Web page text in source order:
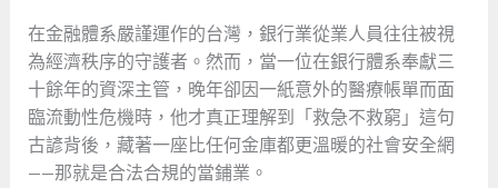
在金融體系嚴謹運作的台灣，銀行業從業人員往往被視
為經濟秩序的守護者。然而，當一位在銀行體系奉獻三
十餘年的資深主管，晚年卻因一紙意外的醫療帳單而面
臨流動性危機時，他才真正理解到「救急不救窮」這句
古諺背後，藏著一座比任何金庫都更溫暖的社會安全網
——那就是合法合規的當鋪業。